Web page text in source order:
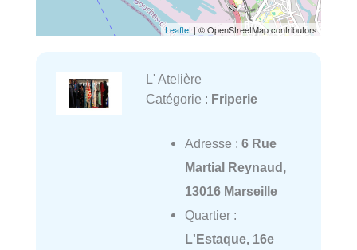
Leaflet | © OpenStreetMap contributors
L' Atelière
Catégorie : Friperie
Adresse : 6 Rue
Martial Reynaud,
13016 Marseille
Quartier :
L'Estaque, 16e